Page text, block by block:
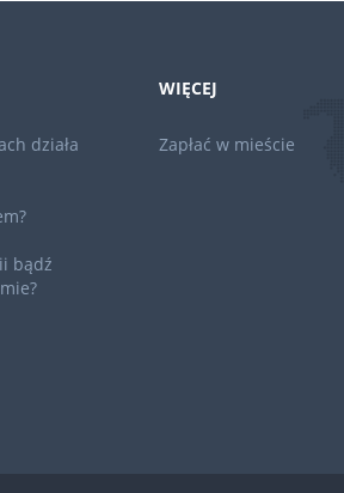
działa
bądź
WIĘCEJ
Zapłać w mieście